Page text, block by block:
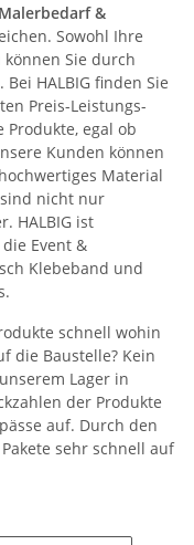
Malerbedarf &
Sowohl Ihre
Sie durch
Bei HALBIG finden Sie
Preis-Leistungs-
egal ob
Kunden können
Material
nicht nur
HALBIG ist
Event &
Klebeband und
schnell wohin
die Baustelle? Kein
Lager in
der Produkte
auf. Durch den
sehr schnell auf